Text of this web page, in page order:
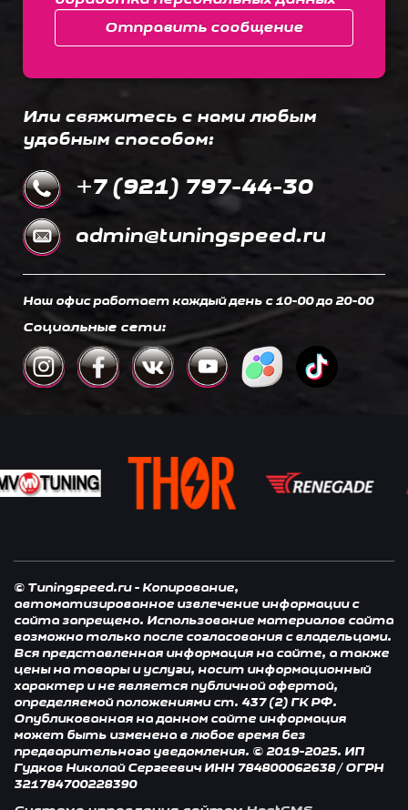
Отправить сообщение
Или свяжитесь с нами любым
удобным способом:
+7 (921) 797-44-30
admin@tuningspeed.ru
Наш офис работает каждый день c 10-00 до 20-00
Социальные сети:
© Tuningspeed.ru - Копирование,
автоматизированное извлечение информации с
сайта запрещено. Использование материалов сайта
возможно только после согласования с владельцами.
Вся представленная информация на сайте, а также
цены на товары и услуги, носит информационный
характер и не является публичной офертой,
определяемой положениями ст. 437 (2) ГК РФ.
Опубликованная на данном сайте информация
может быть изменена в любое время без
предварительного уведомления. © 2019-2025. ИП
Гудков Николай Сергеевич ИНН 784800062638 / ОГРН
321784700228390